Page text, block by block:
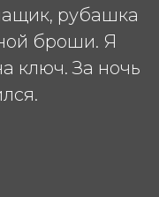
рубашка
броши. Я
ключ. За ночь